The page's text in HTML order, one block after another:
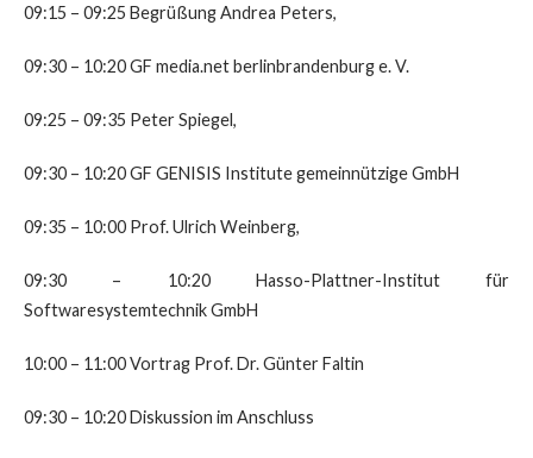
09:15 – 09:25 Begrüßung Andrea Peters,
09:30 – 10:20 GF media.net berlinbrandenburg e. V.
09:25 – 09:35 Peter Spiegel,
09:30 – 10:20 GF GENISIS Institute gemeinnützige GmbH
09:35 – 10:00 Prof. Ulrich Weinberg,
09:30 – 10:20 Hasso-Plattner-Institut für
Softwaresystemtechnik GmbH
10:00 – 11:00 Vortrag Prof. Dr. Günter Faltin
09:30 – 10:20 Diskussion im Anschluss